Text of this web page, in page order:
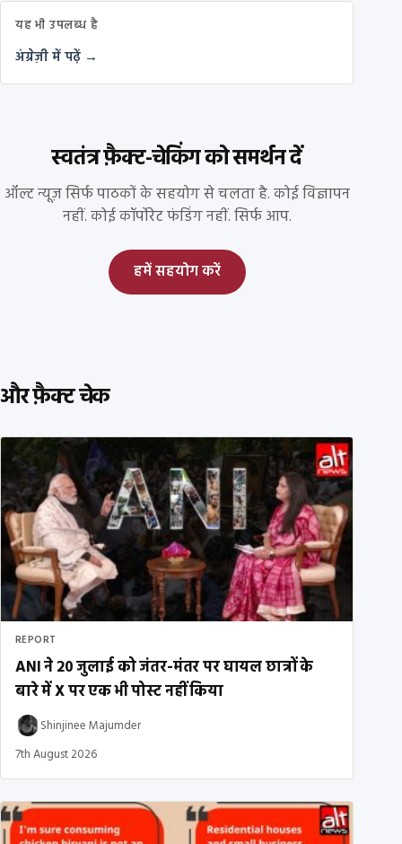
यह भी उपलब्ध है
अंग्रेज़ी में पढ़ें →
स्वतंत्र फ़ैक्ट-चेकिंग को समर्थन दें
ऑल्ट न्यूज़ सिर्फ पाठकों के सहयोग से चलता है. कोई विज्ञापन
नहीं. कोई कॉर्पोरेट फंडिंग नहीं. सिर्फ आप.
हमें सहयोग करें
और फ़ैक्ट चेक
REPORT
ANI ने 20 जुलाई को जंतर-मंतर पर घायल छात्रों के
बारे में X पर एक भी पोस्ट नहीं किया
Shinjinee Majumder
7th August 2026